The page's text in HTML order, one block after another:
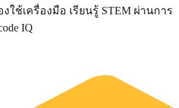
ใช้เครื่องมือ เรียนรู้ STEM ผ่านการ
IQ